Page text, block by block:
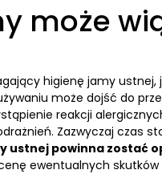
może
higienę jamy ustnej,
może dojść do
reakcji
Zazwyczaj czas
ustnej powinna zostać
ewentualnych